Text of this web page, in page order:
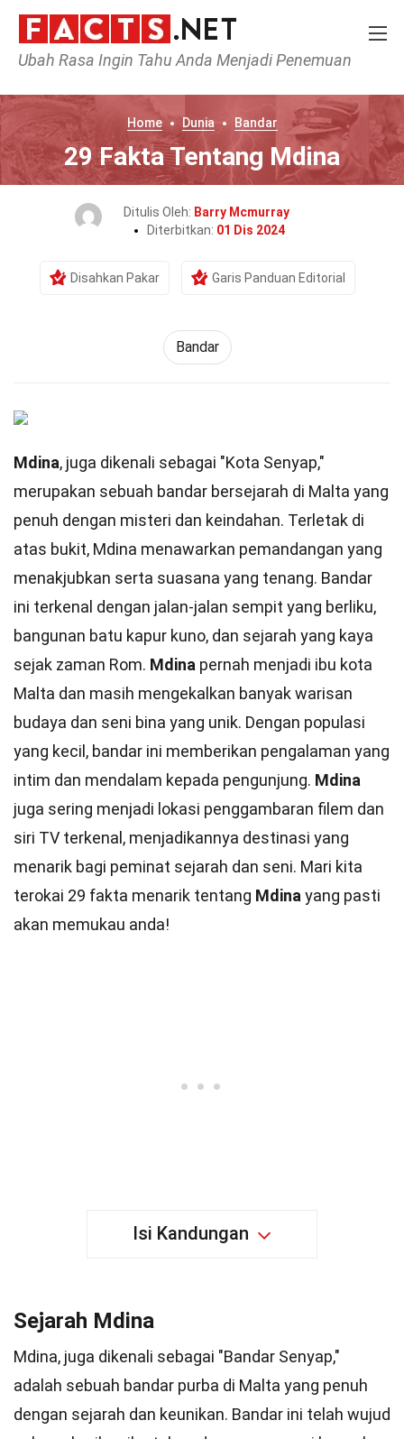
Ubah Rasa Ingin Tahu Anda Menjadi Penemuan
Home Dunia Bandar
29 Fakta Tentang Mdina
Ditulis Oleh: Barry Mcmurray
Diterbitkan: 01 Dis 2024
Disahkan Pakar Garis Panduan Editorial
Bandar
Mdina, juga dikenali sebagai "Kota Senyap,"
merupakan sebuah bandar bersejarah di Malta yang
penuh dengan misteri dan keindahan. Terletak di
atas bukit, Mdina menawarkan pemandangan yang
menakjubkan serta suasana yang tenang. Bandar
ini terkenal dengan jalan-jalan sempit yang berliku,
bangunan batu kapur kuno, dan sejarah yang kaya
sejak zaman Rom. Mdina pernah menjadi ibu kota
Malta dan masih mengekalkan banyak warisan
budaya dan seni bina yang unik. Dengan populasi
yang kecil, bandar ini memberikan pengalaman yang
intim dan mendalam kepada pengunjung. Mdina
juga sering menjadi lokasi penggambaran filem dan
siri TV terkenal, menjadikannya destinasi yang
menarik bagi peminat sejarah dan seni. Mari kita
terokai 29 fakta menarik tentang Mdina yang pasti
akan memukau anda!
Isi Kandungan
Sejarah Mdina
Mdina, juga dikenali sebagai "Bandar Senyap,"
adalah sebuah bandar purba di Malta yang penuh
dengan sejarah dan keunikan. Bandar ini telah wujud